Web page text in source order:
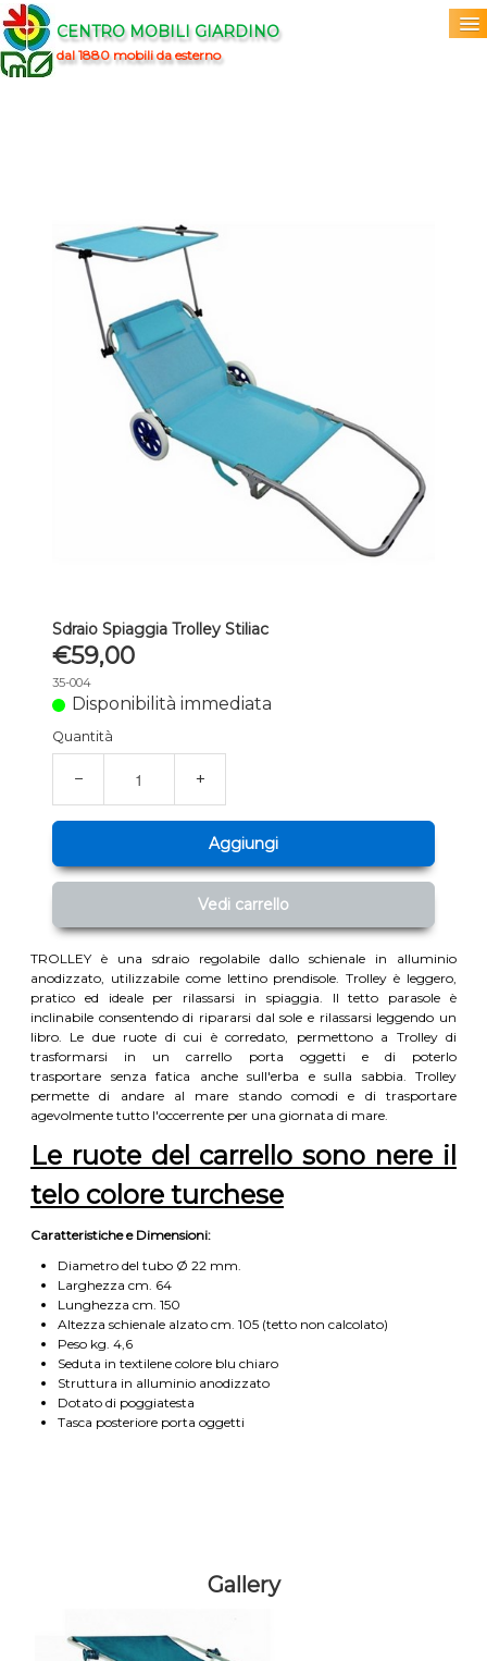
CENTRO MOBILI GIARDINO
dal 1880 mobili da esterno
Prodotti ▼
Sdraio Spiaggia Trolley Stiliac
€59,00
35-004
Disponibilità immediata
Quantità
− +
Aggiungi
Vedi carrello
TROLLEY è una sdraio regolabile dallo schienale in alluminio
anodizzato, utilizzabile come lettino prendisole. Trolley è leggero,
pratico ed ideale per rilassarsi in spiaggia. Il tetto parasole è
inclinabile consentendo di ripararsi dal sole e rilassarsi leggendo un
libro. Le due ruote di cui è corredato, permettono a Trolley di
trasformarsi in un carrello porta oggetti e di poterlo
trasportare senza fatica anche sull'erba e sulla sabbia. Trolley
permette di andare al mare stando comodi e di trasportare
agevolmente tutto l'occerrente per una giornata di mare.
Le ruote del carrello sono nere il
telo colore turchese
Caratteristiche e Dimensioni:
Diametro del tubo Ø 22 mm.
Larghezza cm. 64
Lunghezza cm. 150
Altezza schienale alzato cm. 105 (tetto non calcolato)
Peso kg. 4,6
Seduta in textilene colore blu chiaro
Struttura in alluminio anodizzato
Dotato di poggiatesta
Tasca posteriore porta oggetti
Gallery